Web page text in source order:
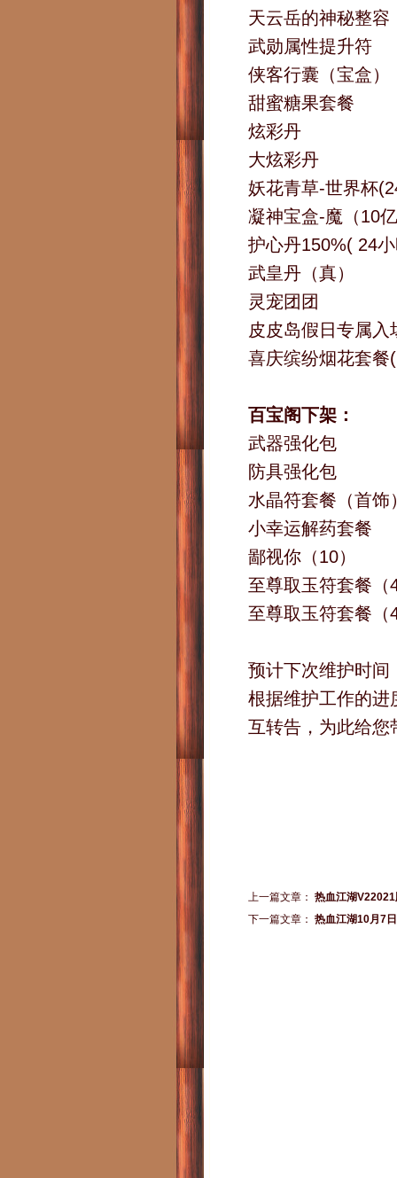
天云岳的神秘整容
武勋属性提升符
侠客行囊（宝盒）
甜蜜糖果套餐
炫彩丹
大炫彩丹
妖花青草-世界杯
凝神宝盒-魔（10
护心丹150%( 24
武皇丹（真）
灵宠团团
皮皮岛假日专属入
喜庆缤纷烟花套餐
百宝阁下架：
武器强化包
防具强化包
水晶符套餐（首饰
小幸运解药套餐
鄙视你（10）
至尊取玉符套餐（
至尊取玉符套餐（
预计下次维护时
根据维护工作的进
互转告，为此给您
上一篇文章： 热血江湖
下一篇文章： 热血江湖10月7